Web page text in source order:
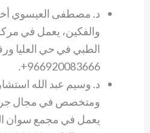
د. مصطفى العيسوي
والفكين، يعمل في
الطبي في حي العليا
966920083666+.
د. وسيم عبد الله
ومتخصص في مجال
يعمل في مجمع سوان